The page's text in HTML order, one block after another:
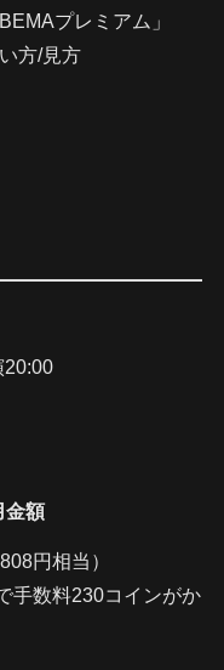
プレミアム」
方/見方
20:00
額
円相当）
数料230コインがか